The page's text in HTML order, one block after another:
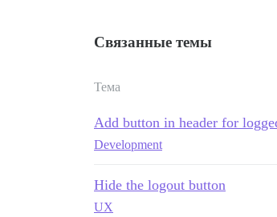
Связанные темы
Тема
Add button in header for
Development
Hide the logout button
UX